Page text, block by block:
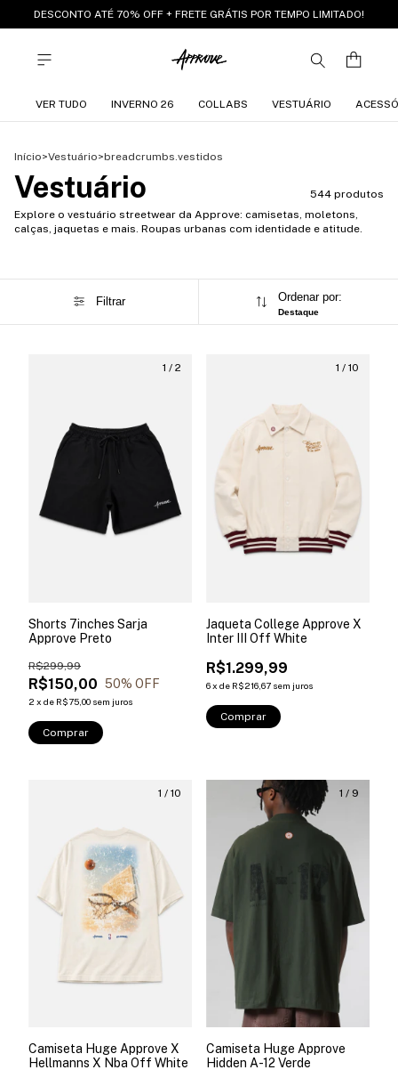
DESCONTO ATÉ 70% OFF + FRETE GRÁTIS POR TEMPO LIMITADO!
VER TUDO INVERNO 26 COLLABS VESTUÁRIO
Início>Vestuário>breadcrumbs.vestidos
Vestuário
544 produtos
Explore o vestuário streetwear da Approve: camisetas, moletons,
calças, jaquetas e mais. Roupas urbanas com identidade e atitude.
Filtrar Ordenar por:
Destaque
1 / 2
Shorts 7inches Sarja
Approve Preto
R$150,00
R$299,99
50% OFF
2 x de R$75,00 sem juros
Comprar
1 / 10
Jaqueta College Approve X
Inter III Off White
R$1.299,99
6x de R$216,67 sem juros
Comprar
1 / 10
Camiseta Huge Approve X
Hellmanns X Nba Off White
1 / 9
Camiseta Huge Approve
Hidden A-12 Verde